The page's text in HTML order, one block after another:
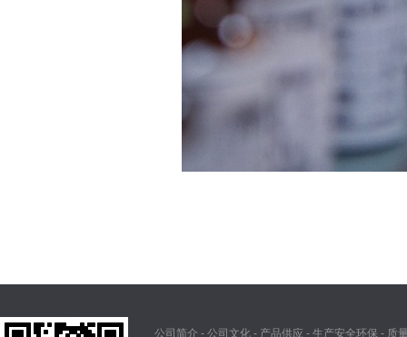
公司简介 - 公司文化 - 产品供应 - 生产安全环保 - 质